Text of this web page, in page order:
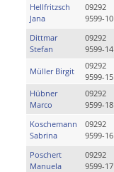
Hellfritzsch
Jana
09292
9599-10
Dittmar
Stefan
09292
9599-14
Müller Birgit
09292
9599-15
Hübner
Marco
09292
9599-18
Koschemann
Sabrina
09292
9599-16
Poschert
Manuela
09292
9599-17